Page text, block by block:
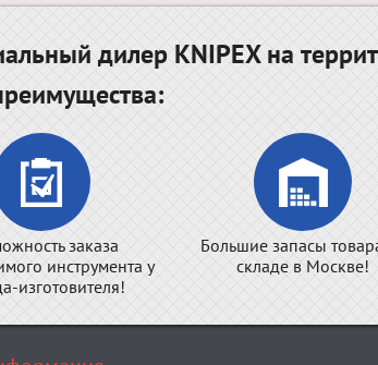
дилер KNIPEX на
заказа
инструмента у
изготовителя!
Большие запасы
складе в Москве!